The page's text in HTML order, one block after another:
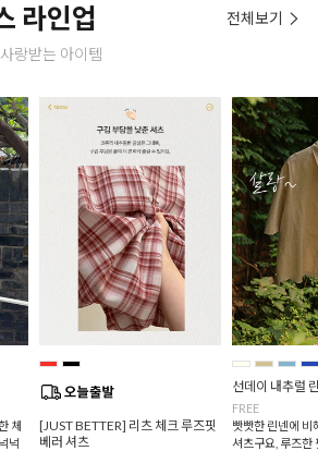
라인업
랑받는 아이템
전체보기
체
넉
[JUST BETTER] 리츠 체크 루즈핏
베러 셔츠
선데이 내추럴
FREE
빳빳한 린넨에 비
셔츠구요, 루즈한